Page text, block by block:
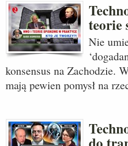
teorie
Nie
konsensus na Zachodzie.
mają pewien pomysł na